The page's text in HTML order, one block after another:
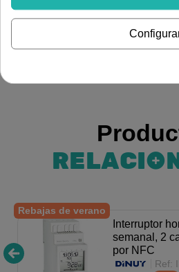
Electricidad Protección
Interruptor horario y programador
Rebajas de verano
Interruptor
semanal, 2
por NFC
Ref: